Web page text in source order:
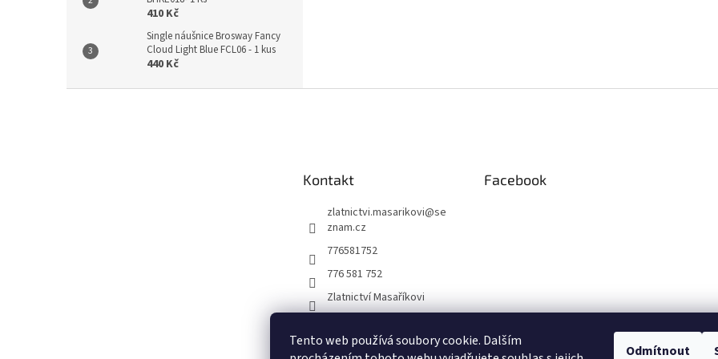
Tento web používá soubory cookie. Dalším
Odmítnout
410 Kč
Single náušnice Brosway Fancy
Cloud Light Blue FCL06 - 1 kus
440 Kč
Kontakt
zlatnictvi.masarikovi@se
znam.cz
776581752
776 581 752
Zlatnictví Masaříkovi
Facebook
Formuláře